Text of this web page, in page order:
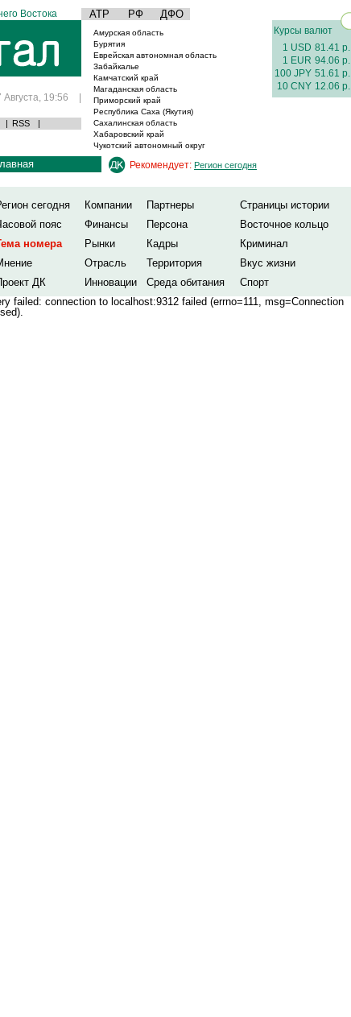
Востока АТР РФ ДФО
Августа, 19:56 |
| RSS |
Амурская область
Бурятия
Еврейская автономная область
Забайкалье
Камчатский край
Магаданская область
Приморский край
Республика Саха (Якутия)
Сахалинская область
Хабаровский край
Чукотский автономный округ
Курсы валют
1 USD 81.41 р.
1 EUR 94.06 р.
100 JPY 51.61 р.
10 CNY 12.06 р.
Рекомендует: Регион сегодня
сегодня Компании Партнеры
Страницы истории
пояс
Финансы Персона
Восточное кольцо
номера
Рынки Кадры
Криминал
Отрасль Территория
Вкус жизни
ДК
Инновации Среда обитания
Спорт
failed: connection to localhost:9312 failed (errno=111, msg=Connection